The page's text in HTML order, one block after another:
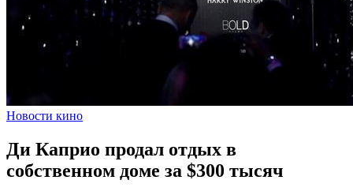
Новости кино
Ди Каприо продал отдых в
собственном доме за $300 тысяч